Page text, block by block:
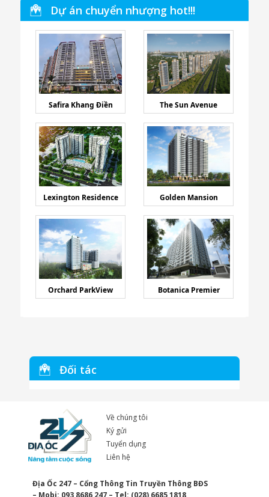
Dự án chuyển nhượng hot!!!
Safira Khang Điền The Sun Avenue
Lexington Residence Golden Mansion
Orchard ParkView Botanica Premier
Đối tác
Về chúng tôi
Ký gửi
Tuyển dụng
Liên hệ
Địa Ốc 247 – Cổng Thông Tin Truyền Thông BĐS
– Mobi: 093 8686 247 – Tel: (028) 6685 1818